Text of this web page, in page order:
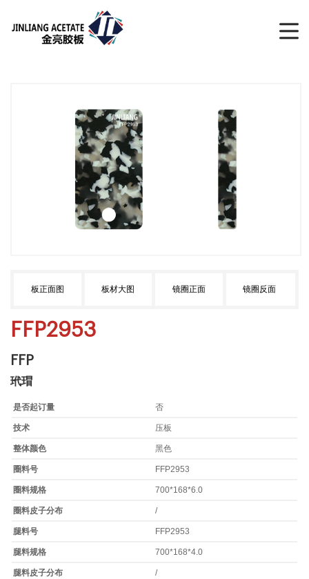
板正面图 板材大图 镜圈正面 镜圈反面
FFP2953
FFP
玳瑁
是否起订量 否
技术 压板
整体颜色 黑色
圈料号 FFP2953
圈料规格 700*168*6.0
圈料皮子分布 /
腿料号 FFP2953
腿料规格 700*168*4.0
腿料皮子分布 /